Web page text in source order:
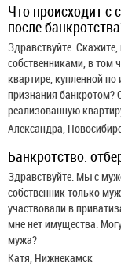
Что происходит с
после
Здравствуйте.
собственниками, в том
квартире, купленной по
признания банкротом?
реализованную
Александра,
Банкротство:
Здравствуйте. Мы с
собственник только
участвовали в
мне нет имущества.
мужа?
Катя, Нижнекамск